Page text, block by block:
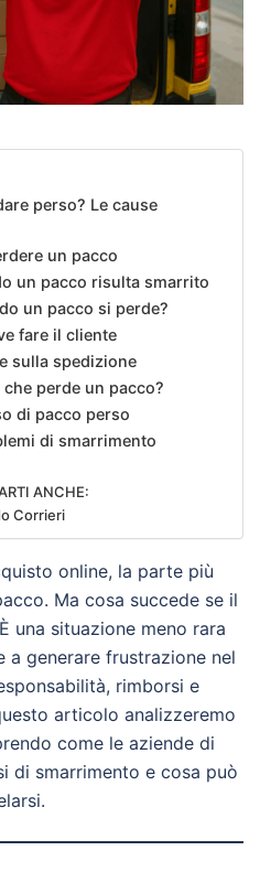
perso? Le cause
un pacco
un pacco risulta smarrito
un pacco si perde?
fare il cliente
sulla spedizione
perde un pacco?
di pacco perso
di smarrimento
ANCHE:
Corrieri
online, la parte più
Ma cosa succede se il
una situazione meno rara
generare frustrazione nel
rimborsi e
articolo analizzeremo
come le aziende di
di smarrimento e cosa può